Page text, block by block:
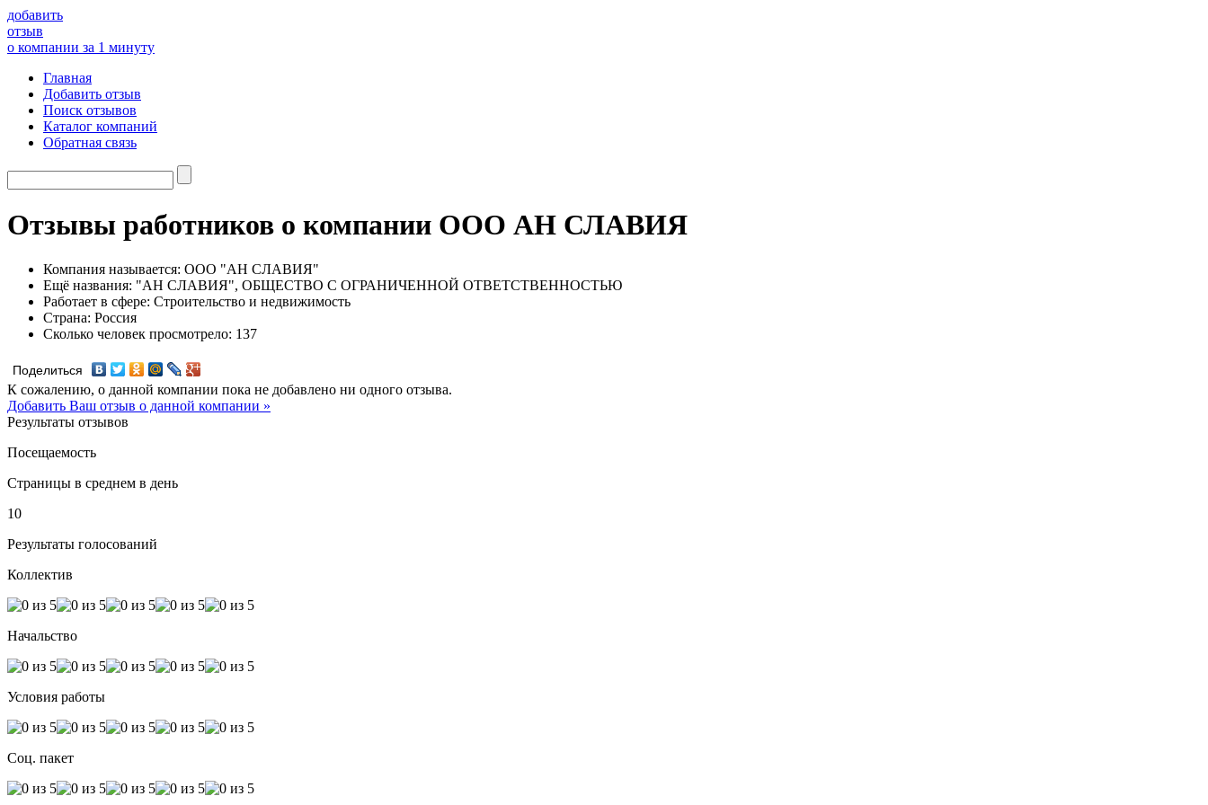
добавить
отзыв
о компании за 1 минуту
Главная
Добавить отзыв
Поиск отзывов
Каталог компаний
Обратная связь
Отзывы работников о компании ООО АН СЛАВИЯ
Компания называется: ООО "АН СЛАВИЯ"
Ещё названия: "АН СЛАВИЯ", ОБЩЕСТВО С ОГРАНИЧЕННОЙ ОТВЕТСТВЕННОСТЬЮ
Работает в сфере: Строительство и недвижимость
Страна: Россия
Сколько человек просмотрело: 137
Поделиться
К сожалению, о данной компании пока не добавлено ни одного отзыва.
Добавить Ваш отзыв о данной компании »
Результаты отзывов
Посещаемость
Страницы в среднем в день
10
Результаты голосований
Коллектив
Начальство
Условия работы
Соц. пакет